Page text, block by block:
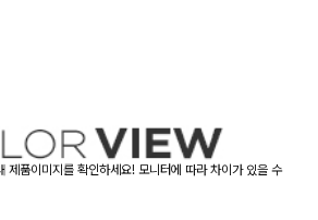
제품이미지를 확인하세요! 모니터에 따라 차이가 있을 수